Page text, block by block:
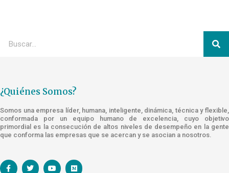
¿Quiénes Somos?
Somos una empresa líder, humana, inteligente, dinámica, técnica y flexible,
conformada por un equipo humano de excelencia, cuyo objetivo
primordial es la consecución de altos niveles de desempeño en la gente
que conforma las empresas que se acercan y se asocian a nosotros.